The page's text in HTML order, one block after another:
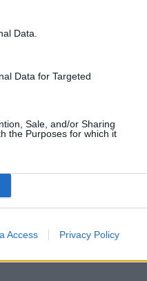
Data.
Data for Targeted
Sale, and/or Sharing
the Purposes for which it
Access Privacy Policy